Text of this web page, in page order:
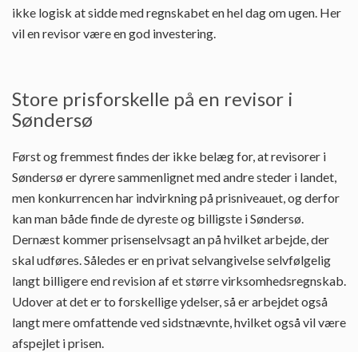
ikke logisk at sidde med regnskabet en hel dag om ugen. Her
vil en revisor være en god investering.
Store prisforskelle på en revisor i
Søndersø
Først og fremmest findes der ikke belæg for, at revisorer i
Søndersø er dyrere sammenlignet med andre steder i landet,
men konkurrencen har indvirkning på prisniveauet, og derfor
kan man både finde de dyreste og billigste i Søndersø.
Dernæst kommer prisenselvsagt an på hvilket arbejde, der
skal udføres. Således er en privat selvangivelse selvfølgelig
langt billigere end revision af et større virksomhedsregnskab.
Udover at det er to forskellige ydelser, så er arbejdet også
langt mere omfattende ved sidstnævnte, hvilket også vil være
afspejlet i prisen.